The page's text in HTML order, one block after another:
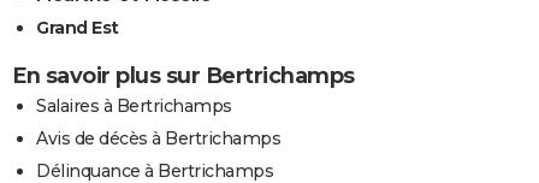
Grand Est
En savoir plus sur Bertrichamps
Salaires à Bertrichamps
Avis de décès à Bertrichamps
Délinquance à Bertrichamps